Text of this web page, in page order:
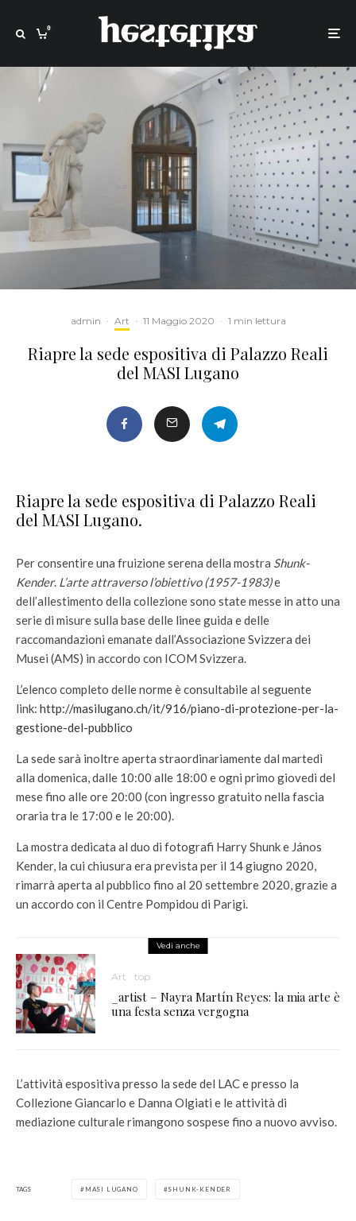
0
admin · Art · 11 Maggio 2020 · 1 min lettura
Riapre la sede espositiva di Palazzo Reali
del MASI Lugano
Riapre la sede espositiva di Palazzo Reali
del MASI Lugano.
Per consentire una fruizione serena della mostra Shunk-
Kender. L’arte attraverso l’obiettivo (1957-1983)e
dell’allestimento della collezione sono state messe in atto una
serie di misure sulla base delle linee guida e delle
raccomandazioni emanate dall’Associazione Svizzera dei
Musei (AMS) in accordo con ICOM Svizzera.
L’elenco completo delle norme è consultabile al seguente
link: http://masilugano.ch/it/916/piano-di-protezione-per-la-
gestione-del-pubblico
La sede sarà inoltre aperta straordinariamente dal martedì
alla domenica, dalle 10:00 alle 18:00 e ogni primo giovedi del
mese fino alle ore 20:00 (con ingresso gratuito nella fascia
oraria tra le 17:00 e le 20:00).
La mostra dedicata al duo di fotografi Harry Shunk e János
Kender, la cui chiusura era prevista per il 14 giugno 2020,
rimarrà aperta al pubblico fino al 20 settembre 2020, grazie a
un accordo con il Centre Pompidou di Parigi.
Vedi anche
Art top
_artist – Nayra Martín Reyes: la mia arte è
una festa senza vergogna
L’attività espositiva presso la sede del LAC e presso la
Collezione Giancarlo e Danna Olgiati e le attività di
mediazione culturale rimangono sospese fino a nuovo avviso.
TAGS MASI LUGANO SHUNK-KENDER